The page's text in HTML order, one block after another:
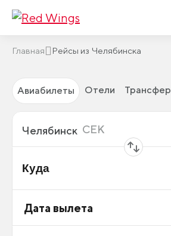
Главная Рейсы из Челябинска
Авиабилеты Отели Трансфер
Откуда
Челябинск CEK
Куда
Дата вылета